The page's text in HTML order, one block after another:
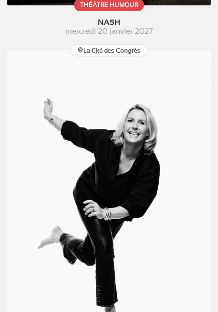
THÉÂTRE HUMOUR
NASH
mercredi 20 janvier 2027
La Cité des Congrès